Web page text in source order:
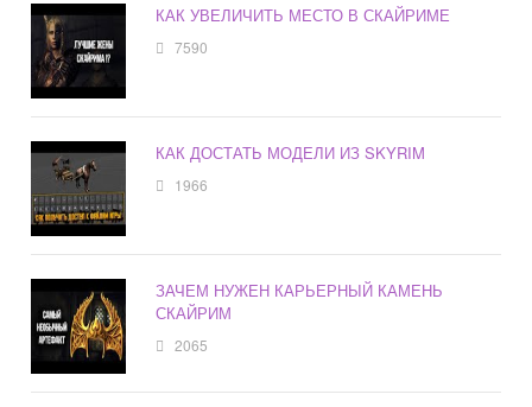
КАК УВЕЛИЧИТЬ МЕСТО В СКАЙРИМЕ
7590
КАК ДОСТАТЬ МОДЕЛИ ИЗ SKYRIM
1966
ЗАЧЕМ НУЖЕН КАРЬЕРНЫЙ КАМЕНЬ
СКАЙРИМ
2065